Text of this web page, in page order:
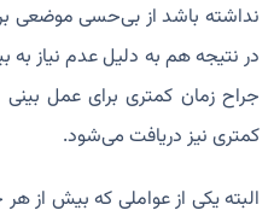
نداشته باشد از بی‌حسی موضعی
در نتیجه هم به دلیل عدم نیاز
جراح زمان کمتری برای عمل
کمتری نیز دریافت می‌شود.
البته یکی از عواملی که بیش از